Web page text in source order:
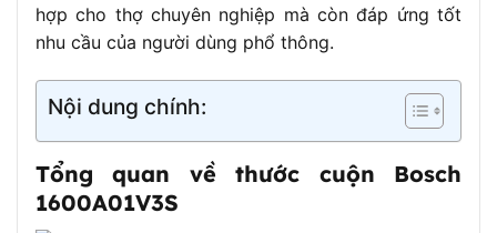
hợp cho thợ chuyên nghiệp mà còn đáp ứng tốt
nhu cầu của người dùng phổ thông.
Nội dung chính:
Tổng quan về thước cuộn Bosch
1600A01V3S